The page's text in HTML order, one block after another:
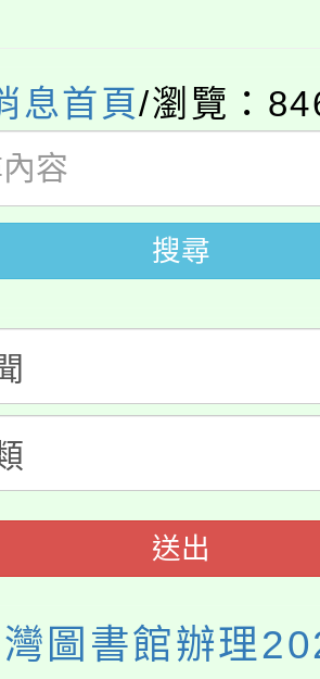
語及新住民語歌
校115學年度第
)教師甄選結果(
校115學年度第
)教師甄選結果(
國文化大學推廣
》溝通分析基
迎學生輔導中心
諮商輔導、社會
生報名參加。
苗栗縣政府辦理
校園短影音徵選
簡章及活動海報
名參加。
市補助參觀特色
動實施計畫」
度「教育部表揚
推展貢獻獎」
息首頁/瀏覽：
搜尋
送出
灣圖書館辦理